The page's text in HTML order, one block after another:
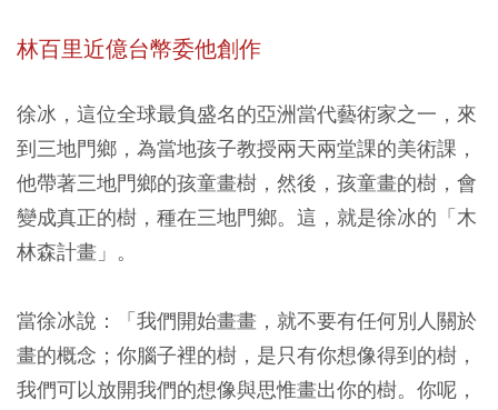
林百里近億台幣委他創作
徐冰，這位全球最負盛名的亞洲當代藝術家之一，來
到三地門鄉，為當地孩子教授兩天兩堂課的美術課，
他帶著三地門鄉的孩童畫樹，然後，孩童畫的樹，會
變成真正的樹，種在三地門鄉。這，就是徐冰的「木
林森計畫」。
當徐冰說：「我們開始畫畫，就不要有任何別人關於
畫的概念；你腦子裡的樹，是只有你想像得到的樹，
我們可以放開我們的想像與思惟畫出你的樹。你呢，